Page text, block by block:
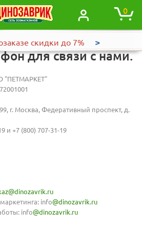
0
скидки до 7% >
для связи с нами.
"ПЕТМАРКЕТ"
г. Москва, Федеративный проспект, д.
и +7 (800) 707-31-19
info@dinozavrik.ru
info@dinozavrik.ru